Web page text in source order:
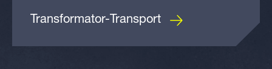
Transformator-Transport